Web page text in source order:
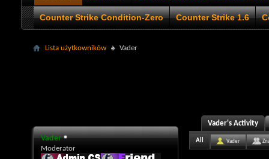
Counter Strike Condition-Zero Counter Strike 1.6
Lista użytkowników Vader
Vader
Moderator
Vader's Activity
All Vader